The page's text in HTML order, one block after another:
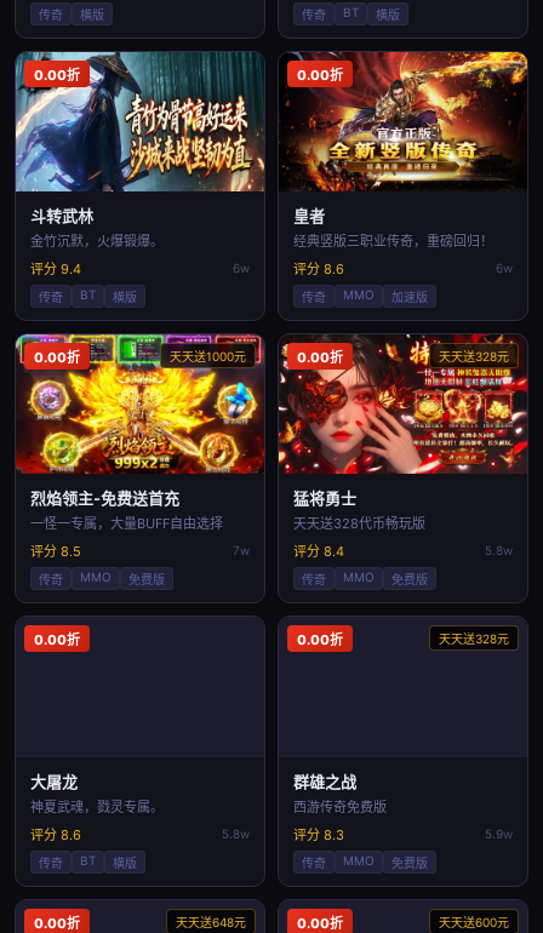
传奇
横版
传奇
BT 横版
0.00折
斗转武林
金竹沉默，火爆锻爆。
评分 9.4
6w
传奇
BT 横版
0.00折
皇者
经典竖版三职业传奇，重磅回归！
评分 8.6
6w
传奇
MMO 加速版
0.00折 天天送1000元
烈焰领主-免费送首充
一怪一专属，大量BUFF自由选择
评分 8.5
7w
传奇
MMO 免费版
0.00折 天天送328元
猛将勇士
天天送328代币畅玩版
评分 8.4
5.8w
传奇
MMO 免费版
0.00折
大屠龙
神夏武魂，戮灵专属。
评分 8.6
5.8w
传奇
BT 横版
0.00折 天天送328元
群雄之战
西游传奇免费版
评分 8.3
5.9w
传奇
MMO 免费版
0.00折 天天送648元 0.00折 天天送600元